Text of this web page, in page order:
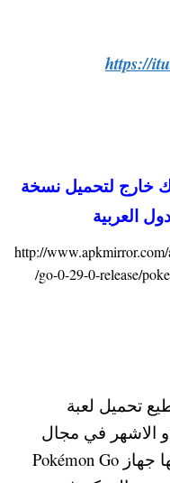
https://
خارج لتحميل نسخة
http://
go-0-29-0-release/
تحميل لعبة
الاشهر في مجال
أجهزة وألعاب الفيديو، عن طرحها جهاز Pokémon Go